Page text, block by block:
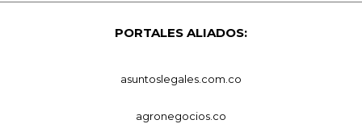
PORTALES ALIADOS:
asuntoslegales.com.co
agronegocios.co